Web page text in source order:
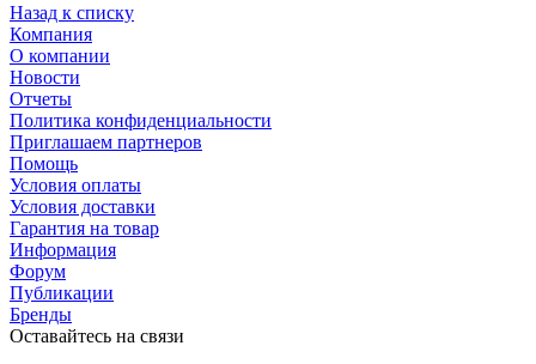
Назад к списку
Компания
О компании
Новости
Отчеты
Политика конфиденциальности
Приглашаем партнеров
Помощь
Условия оплаты
Условия доставки
Гарантия на товар
Информация
Форум
Публикации
Бренды
Оставайтесь на связи